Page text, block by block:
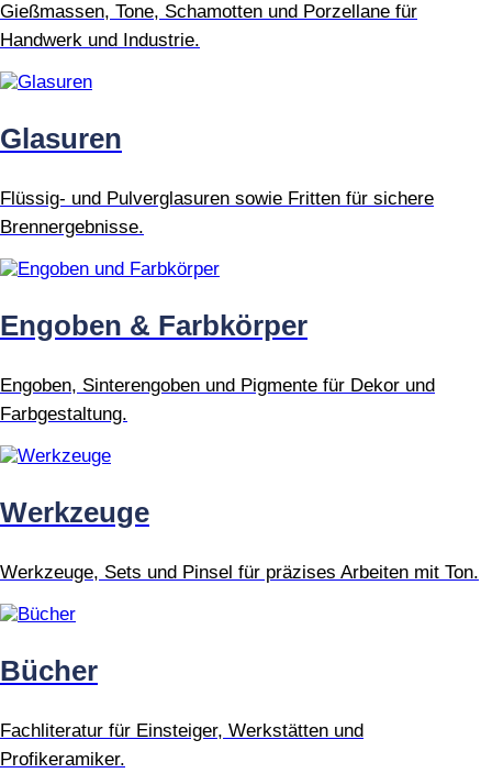
Gießmassen, Tone, Schamotten und Porzellane für
Handwerk und Industrie.
Glasuren
Flüssig- und Pulverglasuren sowie Fritten für sichere
Brennergebnisse.
Engoben & Farbkörper
Engoben, Sinterengoben und Pigmente für Dekor und
Farbgestaltung.
Werkzeuge
Werkzeuge, Sets und Pinsel für präzises Arbeiten mit Ton.
Bücher
Fachliteratur für Einsteiger, Werkstätten und
Profikeramiker.